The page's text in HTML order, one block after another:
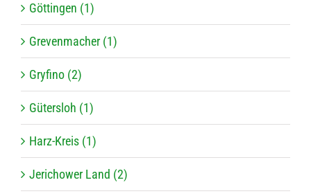
Göttingen (1)
Grevenmacher (1)
Gryfino (2)
Gütersloh (1)
Harz-Kreis (1)
Jerichower Land (2)